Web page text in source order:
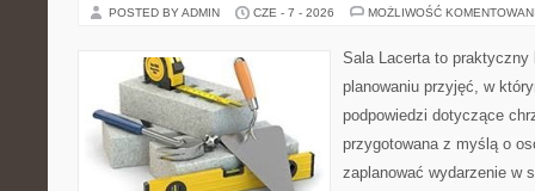
POSTED BY ADMIN CZE - 7 - 2026 MOŻLIWOŚĆ
Sala Lacerta to praktyczny
planowaniu przyjęć, w
podpowiedzi dotyczące
przygotowana z myślą o
zaplanować wydarzenie w